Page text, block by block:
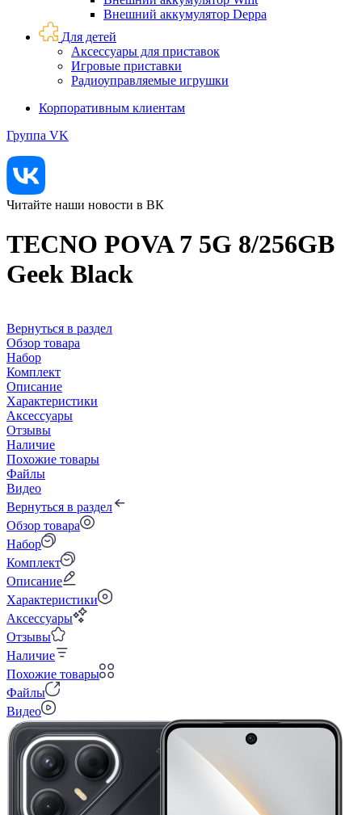
Внешний аккумулятор Deppa
Для детей
Аксессуары для приставок
Игровые приставки
Радиоуправляемые игрушки
Корпоративным клиентам
Группа VK
Читайте наши новости в ВК
TECNO POVA 7 5G 8/256GB
Geek Black
Вернуться в раздел
Обзор товара
Набор
Комплект
Описание
Характеристики
Аксессуары
Отзывы
Наличие
Похожие товары
Файлы
Видео
Вернуться в раздел
Обзор товара
Набор
Комплект
Описание
Характеристики
Аксессуары
Отзывы
Наличие
Похожие товары
Файлы
Видео